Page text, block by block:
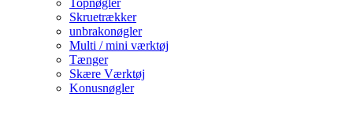
Topnøgler
Skruetrækker
unbrakonøgler
Multi / mini værktøj
Tænger
Skære Værktøj
Konusnøgler